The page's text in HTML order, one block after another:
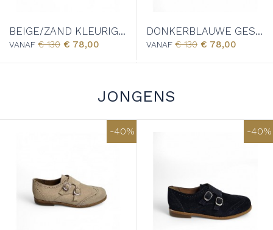
BEIGE/ZAND KLEURIGE GESPSCHOEN - 7814T
VANAF € 130 € 78,00
DONKERBLAUWE GESPSCHOEN - 7814T
VANAF € 130 € 78,00
JONGENS
-40% -40%